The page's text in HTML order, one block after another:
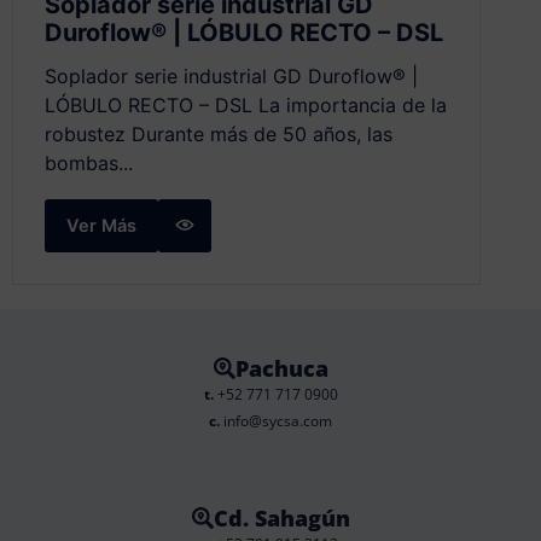
Duroflow® | LÓBULO RECTO – DSL
Soplador serie industrial GD Duroflow® |
LÓBULO RECTO – DSL La importancia de la
robustez Durante más de 50 años, las
bombas...
Ver Más
Pachuca
t.+52 771 717 0900
c. info@sycsa.com
Cd. Sahagún